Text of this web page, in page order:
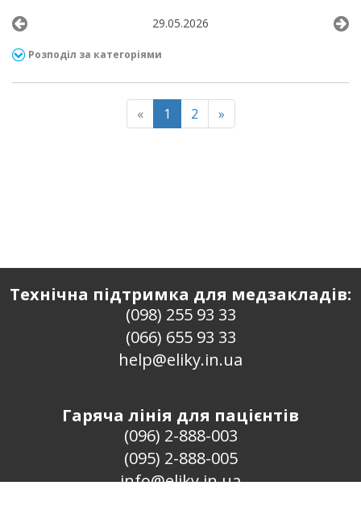
29.05.2026
Розподіл за категоріями
« 1 2 »
Технічна підтримка для медзакладів:
(098) 255 93 33
(066) 655 93 33
help@eliky.in.ua
Гаряча лінія для пацієнтів
(096) 2-888-003
(095) 2-888-005
info@eliky.in.ua